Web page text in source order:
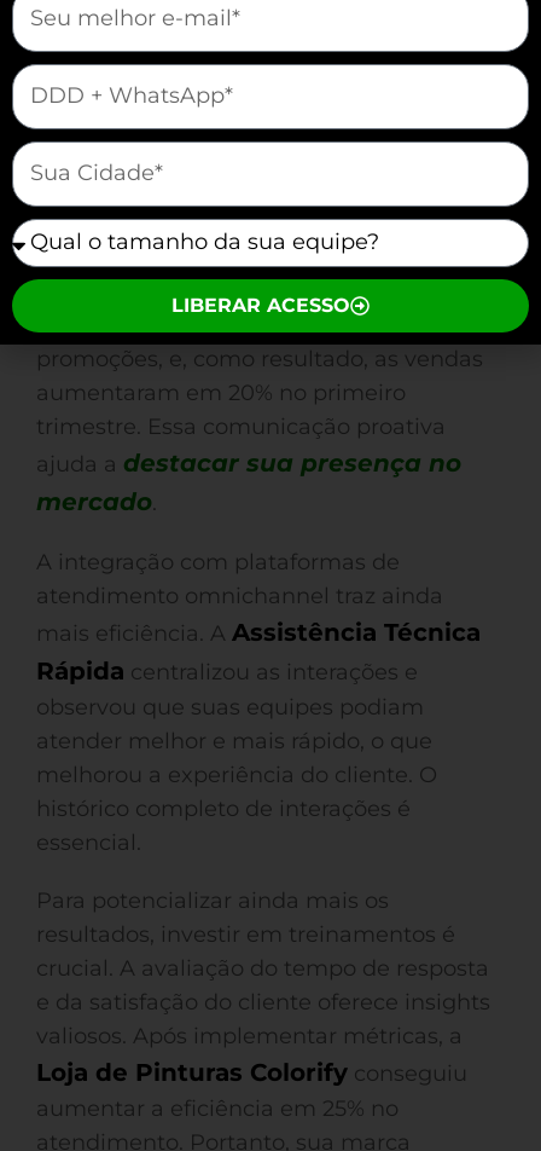
experiência do cliente. Hoje,
consumidores esperam respostas rápidas
e soluções imediatas ao interagir pelo
Facebook Messenger. Portanto, você
precisa se adaptar a essas expectativas.
Outra vantagem do Facebook Messenger
é a possibilidade de marketing direto. A
Marca de Moda Estilo Único
mensagens segmentadas para divulgar
promoções, e, como resultado, as vendas
aumentaram em 20% no primeiro
trimestre. Essa comunicação proativa
ajuda a destacar sua presença no
mercado.
A integração com plataformas de
atendimento omnichannel traz ainda
mais eficiência. A Assistência Técnica
Rápida centralizou as interações e
observou que suas equipes podiam
atender melhor e mais rápido, o que
melhorou a experiência do cliente. O
histórico completo de interações é
essencial.
Para potencializar ainda mais os
resultados, investir em treinamentos é
crucial. A avaliação do tempo de resposta
e da satisfação do cliente oferece insights
valiosos. Após implementar métricas, a
Loja de Pinturas Colorify conseguiu
aumentar a eficiência em 25% no
atendimento. Portanto, sua marca
mauticform[telefone]
mauticform[cidade]
mauticform[equipe]
LIBERAR ACESSO